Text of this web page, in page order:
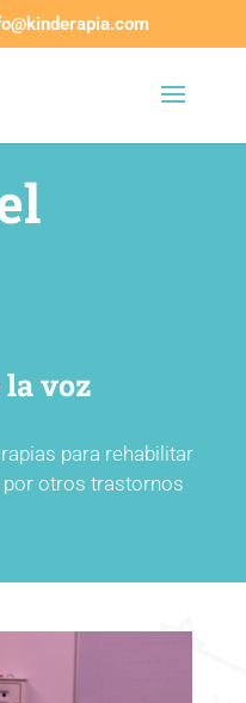
voz
para rehabilitar
por otros trastornos